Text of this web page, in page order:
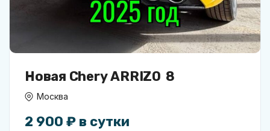
Новая Chery ARRIZO 8
Москва
2 900 ₽ в сутки